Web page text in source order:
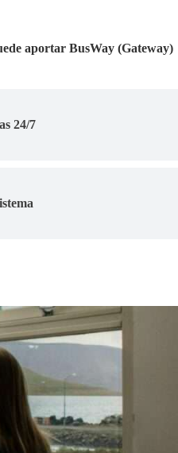
aportar BusWay (Gateway)
24/7